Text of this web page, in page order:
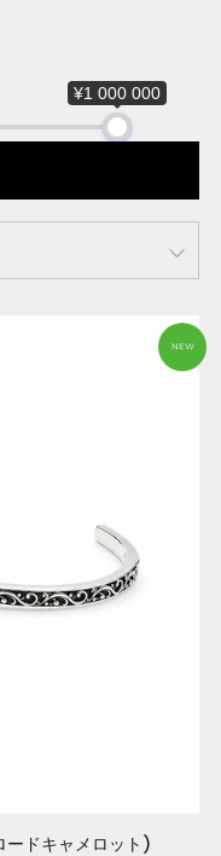
¥1 000 000
NEW
ードキャメロット)